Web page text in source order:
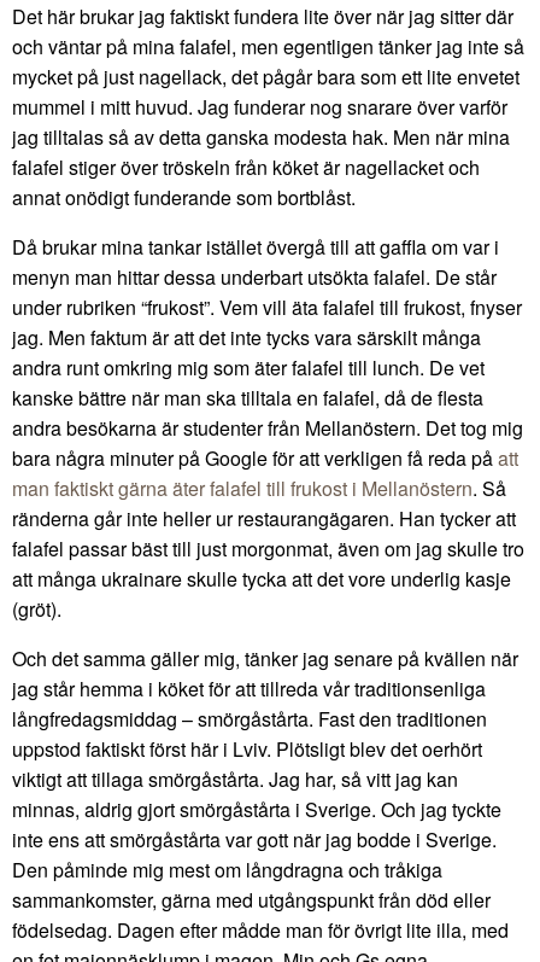
Det här brukar jag faktiskt fundera lite över när jag sitter där
och väntar på mina falafel, men egentligen tänker jag inte så
mycket på just nagellack, det pågår bara som ett lite envetet
mummel i mitt huvud. Jag funderar nog snarare över varför
jag tilltalas så av detta ganska modesta hak. Men när mina
falafel stiger över tröskeln från köket är nagellacket och
annat onödigt funderande som bortblåst.
Då brukar mina tankar istället övergå till att gaffla om var i
menyn man hittar dessa underbart utsökta falafel. De står
under rubriken “frukost”. Vem vill äta falafel till frukost, fnyser
jag. Men faktum är att det inte tycks vara särskilt många
andra runt omkring mig som äter falafel till lunch. De vet
kanske bättre när man ska tilltala en falafel, då de flesta
andra besökarna är studenter från Mellanöstern. Det tog mig
bara några minuter på Google för att verkligen få reda påatt
man faktiskt gärna äter falafel till frukost i Mellanöstern. Så
ränderna går inte heller ur restaurangägaren. Han tycker att
falafel passar bäst till just morgonmat, även om jag skulle tro
att många ukrainare skulle tycka att det vore underlig kasje
(gröt).
Och det samma gäller mig, tänker jag senare på kvällen när
jag står hemma i köket för att tillreda vår traditionsenliga
långfredagsmiddag – smörgåstårta. Fast den traditionen
uppstod faktiskt först här i Lviv. Plötsligt blev det oerhört
viktigt att tillaga smörgåstårta. Jag har, så vitt jag kan
minnas, aldrig gjort smörgåstårta i Sverige. Och jag tyckte
inte ens att smörgåstårta var gott när jag bodde i Sverige.
Den påminde mig mest om långdragna och tråkiga
sammankomster, gärna med utgångspunkt från död eller
födelsedag. Dagen efter mådde man för övrigt lite illa, med